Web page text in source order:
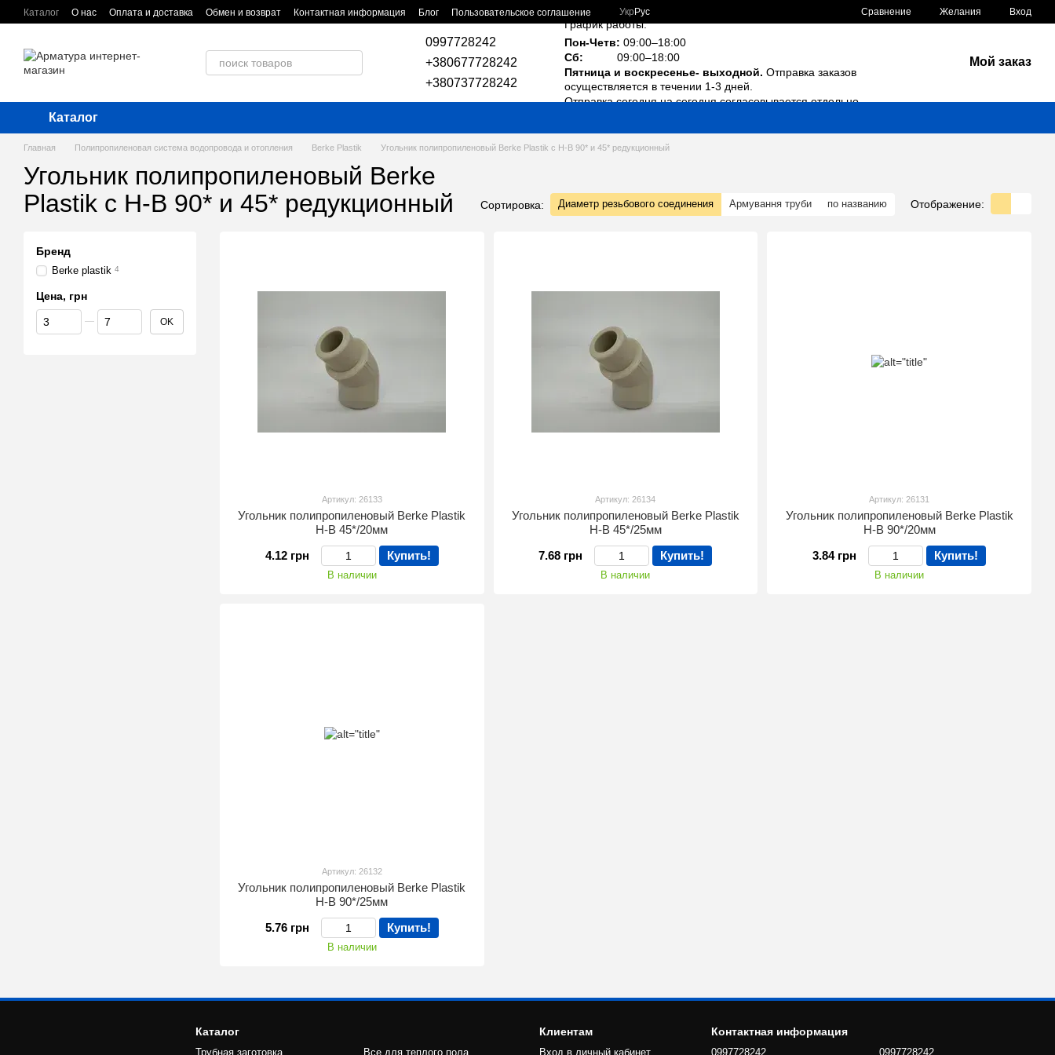
Перейти к основному контенту
Каталог О нас Оплата и доставка Обмен и возврат Контактная информация Блог Пользовательское соглашение Укр Рус Сравнение Желания Вход
0997728242
+380677728242
+380737728242
График работы:
Пон-Четв: 09:00–18:00
Сб:
09:00–18:00
Пятница и воскресенье- выходной. Отправка заказов
осуществляется в течении 1-3 дней.
Отправка сегодня на сегодня согласовывается отдельно.
Мой заказ
Каталог
Главная Полипропиленовая система водопровода и отопления Berke Plastik Угольник полипропиленовый Berke Plastik с Н-В 90* и 45* редукционный
Угольник полипропиленовый Berke
Plastik с Н-В 90* и 45* редукционный
Сортировка: Диаметр резьбового соединения Армування труби по названию Отображение:
Артикул: 26133
Угольник полипропиленовый Berke Plastik
Н-В 45*/20мм
4.12 грн
Купить!
В наличии
Артикул: 26134
Угольник полипропиленовый Berke Plastik
Н-В 45*/25мм
7.68 грн
Купить!
В наличии
Артикул: 26131
Угольник полипропиленовый Berke Plastik
Н-В 90*/20мм
3.84 грн
Купить!
В наличии
Артикул: 26132
Угольник полипропиленовый Berke Plastik
Н-В 90*/25мм
5.76 грн
Купить!
В наличии
Бренд
Berke plastik 4
Цена, грн
От Цена, грн
До Цена, грн OK
Каталог
Трубная заготовка Все для теплого пола
Клиентам
Вход в личный кабинет
Контактная информация
0997728242 0997728242